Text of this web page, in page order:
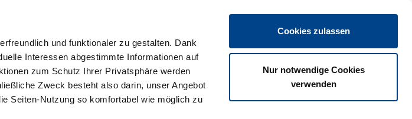
und funktionaler zu gestalten. Dank
Interessen abgestimmte Informationen auf
zum Schutz Ihrer Privatsphäre werden
Zweck besteht also darin, unser Angebot
Seiten-Nutzung so komfortabel wie möglich zu
Cookies zulassen
Nur notwendige Cookies
verwenden
Login
Über uns Veranstaltungen Download Termine